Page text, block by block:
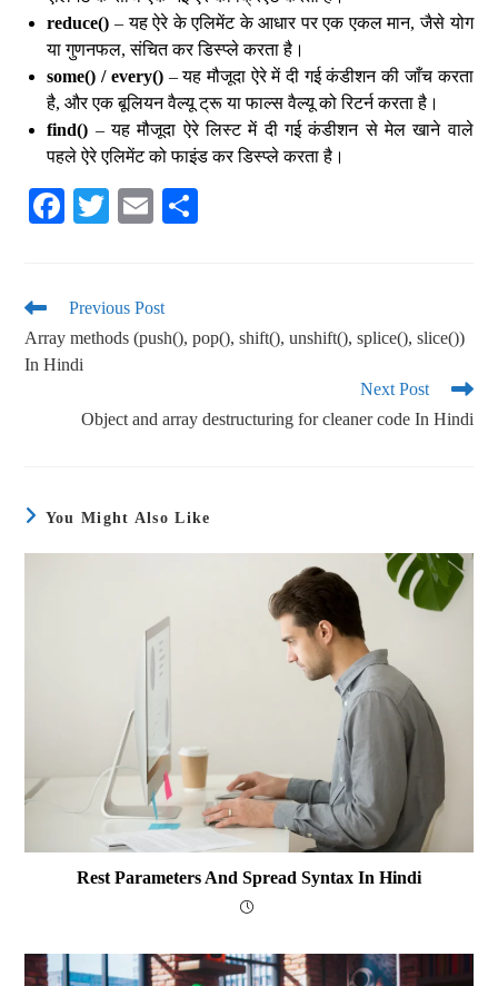
reduce() – यह ऐरे के एलिमेंट के आधार पर एक एकल मान, जैसे योग
या गुणनफल, संचित कर डिस्प्ले करता है।
some() / every()– यह मौजूदा ऐरे में दी गई कंडीशन की जाँच करता
है, और एक बूलियन वैल्यू ट्रू या फाल्स वैल्यू को रिटर्न करता है।
find() – यह मौजूदा ऐरे लिस्ट में दी गई कंडीशन से मेल खाने वाले
पहले ऐरे एलिमेंट को फाइंड कर डिस्प्ले करता है।
Fa
ok
T
r
E
Previous Post
Array methods (push(), pop(), shift(), unshift(), splice(), slice())
In Hindi
Next Post
Object and array destructuring for cleaner code In Hindi
You Might Also Like
Rest Parameters And Spread Syntax In Hindi